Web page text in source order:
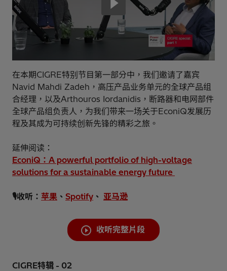
在本期CIGRE特别节目第一部分中，我们邀请了嘉宾
Navid Mahdi Zadeh，高压产品业务单元的全球产品组
合经理，以及Arthouros Iordanidis，断路器和电网部件
全球产品组负责人，为我们带来一场关于EconiQ发展历
程及其成为可持续创新先锋的精彩之旅。
延伸阅读：
EconiQ：A powerful portfolio of high-voltage
solutions for a sustainable energy future
🎙️️收听： 苹果 、 Spotify 、 亚马逊
收听完整片段
CIGRE特辑 - 02